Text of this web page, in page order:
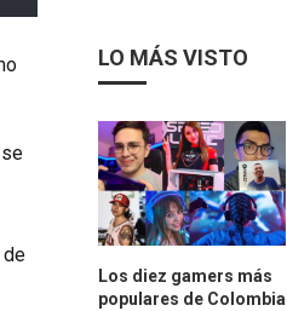
de
LO MÁS VISTO
Los diez gamers más
populares de Colombia